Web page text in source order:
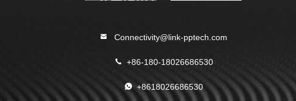
Connectivity@link-pptech.com
+86-180-18026686530
+8618026686530